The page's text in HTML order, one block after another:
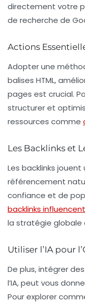
directement votre
de recherche de
Actions
Adopter une
balises HTML,
pages est crucial.
structurer et
ressources comme
Les Backlinks et
Les backlinks jouent
référencement
confiance et de
backlinks influencent
la stratégie globale
Utiliser l’IA pour
De plus, intégrer
l’IA, peut vous
Pour explorer